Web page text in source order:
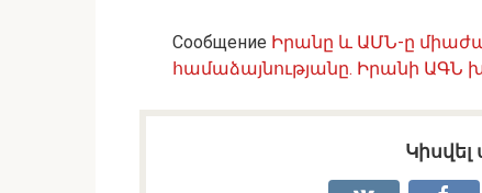
Сообщение Իրանը և ԱՄՆ-ը
համաձայնությանը․ Իրանի ԱԳՆ
Կիսվել